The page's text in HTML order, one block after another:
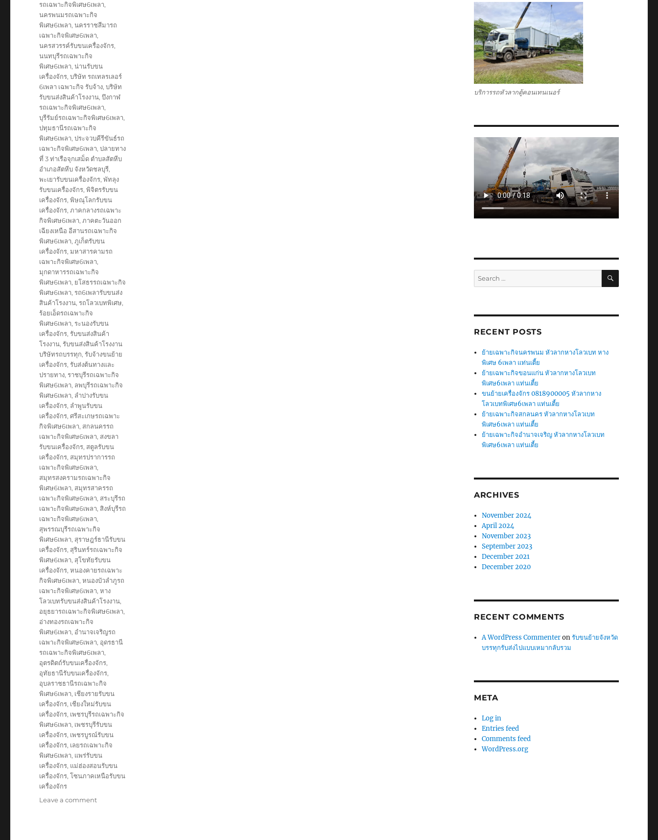
รถเฉพาะกิจพิเศษ6เพลา,
นครพนมรถเฉพาะกิจ
พิเศษ6เพลา,นครราชสีมารถ
เฉพาะกิจพิเศษ6เพลา,
นครสวรรค์รับขนเครื่องจักร,
นนทบุรีรถเฉพาะกิจ
พิเศษ6เพลา,น่านรับขน
เครื่องจักร,บริษัท รถเทลรเลอร์
6เพลา เฉพาะกิจ รับจ้าง,บริษัท
รับขนส่งสินค้าโรงงาน,บึงกาฬ
รถเฉพาะกิจพิเศษ6เพลา,
บุรีรัมย์รถเฉพาะกิจพิเศษ6เพลา,
ปทุมธานีรถเฉพาะกิจ
พิเศษ6เพลา,ประจวบคีรีขันธ์รถ
เฉพาะกิจพิเศษ6เพลา,ปลายทาง
ที่ 3 ท่าเรือจุกเสม็ด ตำบลสัตหีบ
อำเภอสัตหีบ จังหวัดชลบุรี,
พะเยารับขนเครื่องจักร,พัทลุง
รับขนเครื่องจักร,พิจิตรรับขน
เครื่องจักร,พิษณุโลกรับขน
เครื่องจักร,ภาคกลางรถเฉพาะ
กิจพิเศษ6เพลา,ภาคตะวันออก
เฉียงเหนือ อีสานรถเฉพาะกิจ
พิเศษ6เพลา,ภูเก็ตรับขน
เครื่องจักร,มหาสารคามรถ
เฉพาะกิจพิเศษ6เพลา,
มุกดาหารรถเฉพาะกิจ
พิเศษ6เพลา, ยโสธรรถเฉพาะกิจ
พิเศษ6เพลา,รถ6เพลารับขนส่ง
สินค้าโรงงาน,รถโลวเบทพิเศษ,
ร้อยเอ็ดรถเฉพาะกิจ
พิเศษ6เพลา,ระนองรับขน
เครื่องจักร,รับขนส่งสินค้า
โรงงาน,รับขนส่งสินค้าโรงงาน
บริษัทรถบรรทุก,รับจ้างขนย้าย
เครื่องจักร,รับส่งต้นทางและ
ปรายทาง,ราชบุรีรถเฉพาะกิจ
พิเศษ6เพลา, ลพบุรีรถเฉพาะกิจ
พิเศษ6เพลา, ลำปางรับขน
เครื่องจักร, ลำพูนรับขน
เครื่องจักร,ศรีสะเกษรถเฉพาะ
กิจพิเศษ6เพลา, สกลนครรถ
เฉพาะกิจพิเศษ6เพลา, สงขลา
รับขนเครื่องจักร, สตูลรับขน
เครื่องจักร, สมุทรปราการรถ
เฉพาะกิจพิเศษ6เพลา,
สมุทรสงครามรถเฉพาะกิจ
พิเศษ6เพลา, สมุทรสาครรถ
เฉพาะกิจพิเศษ6เพลา, สระบุรีรถ
เฉพาะกิจพิเศษ6เพลา, สิงห์บุรีรถ
เฉพาะกิจพิเศษ6เพลา,
สุพรรณบุรีรถเฉพาะกิจ
พิเศษ6เพลา, สุราษฎร์ธานีรับขน
เครื่องจักร, สุรินทร์รถเฉพาะกิจ
พิเศษ6เพลา, สุโขทัยรับขน
เครื่องจักร,หนองคายรถเฉพาะ
กิจพิเศษ6เพลา,หนองบัวลำภูรถ
เฉพาะกิจพิเศษ6เพลา,หาง
โลวเบทรับขนส่งสินค้าโรงงาน,
อยุธยารถเฉพาะกิจพิเศษ6เพลา,
อ่างทองรถเฉพาะกิจ
พิเศษ6เพลา, อำนาจเจริญรถ
เฉพาะกิจพิเศษ6เพลา, อุดรธานี
รถเฉพาะกิจพิเศษ6เพลา,
อุตรดิตถ์รับขนเครื่องจักร,
อุทัยธานีรับขนเครื่องจักร,
อุบลราชธานีรถเฉพาะกิจ
พิเศษ6เพลา, เชียงรายรับขน
เครื่องจักร, เชียงใหม่รับขน
เครื่องจักร, เพชรบุรีรถเฉพาะกิจ
พิเศษ6เพลา, เพชรบุรีรับขน
เครื่องจักร, เพชรบูรณ์รับขน
เครื่องจักร, เลยรถเฉพาะกิจ
พิเศษ6เพลา, แพร่รับขน
เครื่องจักร, แม่ฮ่องสอนรับขน
เครื่องจักร,โซนภาคเหนือรับขน
เครื่องจักร
Leave a commenton
บริการรถหัวลากตู้คอนเทนเนอร์
Search
for:
SEARCH
RECENT POSTS
ย้ายเฉพาะกิจนครพนม หัวลากหางโลวเบท หาง
พิเศษ 6เพลา แท่นเตี้ย
ย้ายเฉพาะกิจขอนแก่น หัวลากหางโลวเบท
พิเศษ6เพลา แท่นเตี้ย
ขนย้ายเครื่องจักร 0818900005 หัวลากหาง
โลวเบทพิเศษ6เพลา แท่นเตี้ย
ย้ายเฉพาะกิจสกลนคร หัวลากหางโลวเบท
พิเศษ6เพลา แท่นเตี้ย
ย้ายเฉพาะกิจอำนาจเจริญ หัวลากหางโลวเบท
พิเศษ6เพลา แท่นเตี้ย
ARCHIVES
November 2024
April 2024
November 2023
September 2023
December 2021
December 2020
RECENT COMMENTS
A WordPress Commenteronรับขนย้ายจังหวัด
บรรทุกรับส่งไปแบบเหมากลับรวม
META
Log in
Entries feed
Comments feed
WordPress.org